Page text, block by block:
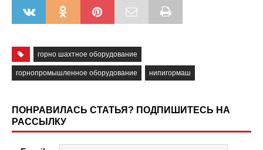
горно шахтное оборудование
горнопромышленное оборудование нипигормаш
ПОНРАВИЛАСЬ СТАТЬЯ? ПОДПИШИТЕСЬ НА
РАССЫЛКУ